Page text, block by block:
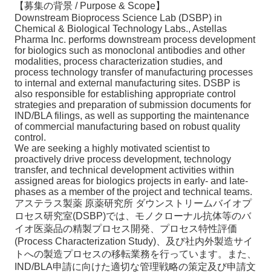
【募集の背景 / Purpose & Scope】
Downstream Bioprocess Science Lab (DSBP) in
Chemical & Biological Technology Labs., Astellas
Pharma Inc. performs downstream process development
for biologics such as monoclonal antibodies and other
modalities, process characterization studies, and
process technology transfer of manufacturing processes
to internal and external manufacturing sites. DSBP is
also responsible for establishing appropriate control
strategies and preparation of submission documents for
IND/BLA filings, as well as supporting the maintenance
of commercial manufacturing based on robust quality
control.
We are seeking a highly motivated scientist to
proactively drive process development, technology
transfer, and technical development activities within
assigned areas for biologics projects in early- and late-
phases as a member of the project and technical teams.
アステラス製薬 原薬研究所 ダウンストリームバイオプ
ロセス研究室(DSBP)では、モノクローナル抗体等のバ
イオ医薬品の精製プロセス開発、プロセス特性評価
(Process Characterization Study)、及び社内外製造サイ
トへの製造プロセスの移転業務を行っています。また、
IND/BLA申請に向けた適切な管理戦略の策定及び申請文